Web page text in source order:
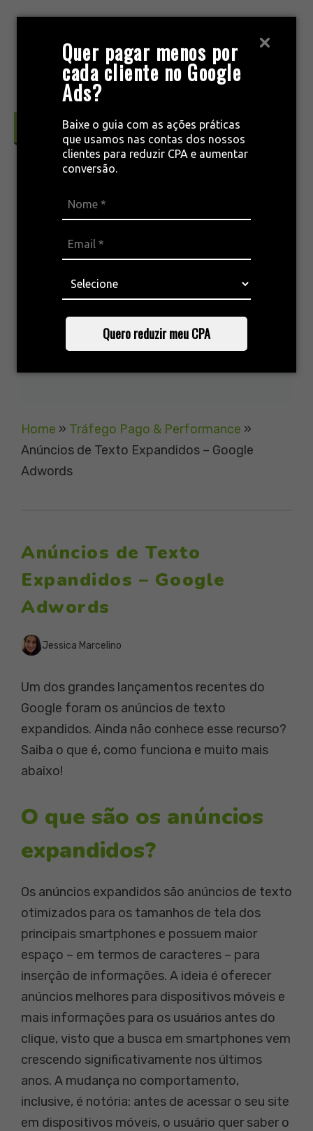
Quer pagar menos por
cada cliente no Google
Ads?
Baixe o guia com as ações práticas
que usamos nas contas dos nossos
clientes para reduzir CPA e aumentar
conversão.
Quero reduzir meu CPA
Tráfego Pago & Performance
Home » Tráfego Pago & Performance »
Anúncios de Texto Expandidos – Google
Adwords
Anúncios de Texto
Expandidos – Google
Adwords
Jessica Marcelino
Um dos grandes lançamentos recentes do
Google foram os anúncios de texto
expandidos. Ainda não conhece esse recurso?
Saiba o que é, como funciona e muito mais
abaixo!
O que são os anúncios
expandidos?
Os anúncios expandidos são anúncios de texto
otimizados para os tamanhos de tela dos
principais smartphones e possuem maior
espaço – em termos de caracteres – para
inserção de informações. A ideia é oferecer
anúncios melhores para dispositivos móveis e
mais informações para os usuários antes do
clique, visto que a busca em smartphones vem
crescendo significativamente nos últimos
anos. A mudança no comportamento,
inclusive, é notória: antes de acessar o seu site
em dispositivos móveis, o usuário quer saber o